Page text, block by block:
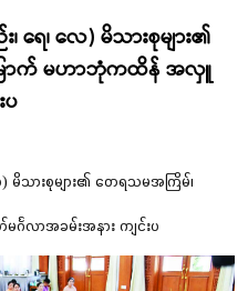
ရေ၊ လေ) မိသားစုများ၏
ြောက် မဟာဘုံကထိန် အလှူ
ပ
မိသားစုများ၏ တေရသမအကြိမ်၊
လာအခမ်းအနား ကျင်းပ